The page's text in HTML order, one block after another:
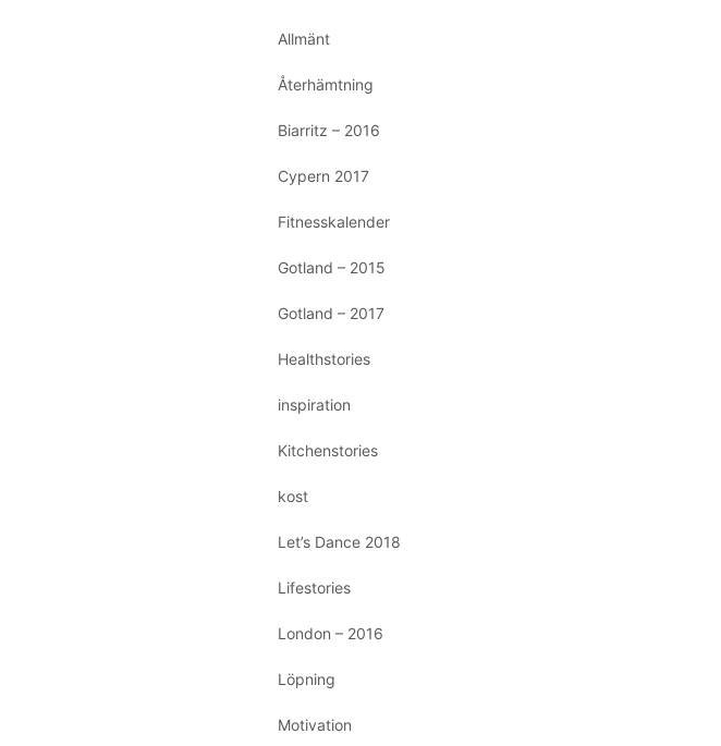
Allmänt
Återhämtning
Biarritz – 2016
Cypern 2017
Fitnesskalender
Gotland – 2015
Gotland – 2017
Healthstories
inspiration
Kitchenstories
kost
Let’s Dance 2018
Lifestories
London – 2016
Löpning
Motivation